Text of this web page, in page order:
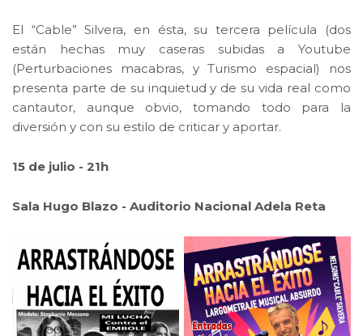
El “Cable” Silvera, en ésta, su tercera película (dos
están hechas muy caseras subidas a Youtube
(Perturbaciones macabras, y Turismo espacial) nos
presenta parte de su inquietud y de su vida real como
cantautor, aunque obvio, tomando todo para la
diversión y con su estilo de criticar y aportar.
15 de julio - 21h
Sala Hugo Blazo - Auditorio Nacional Adela Reta